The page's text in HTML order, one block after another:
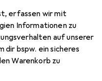
erfassen wir mit
Informationen zu
auf unserer
dir bspw. ein sicheres
Warenkorb zu